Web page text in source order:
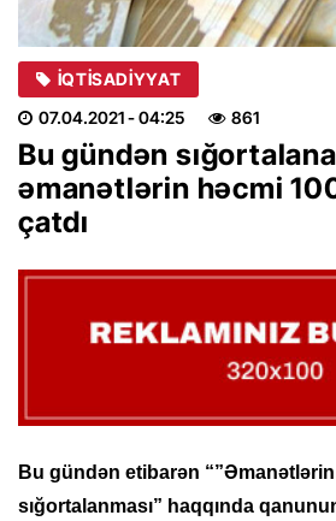
İQTISADIYYAT
07.04.2021- 04:25 861
Bu gündən
əmanətlərin həcmi
çatdı
Bu gündən etibarən
sığortalanması” haqqında